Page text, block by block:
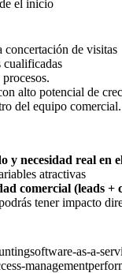
el inicio
concertación de visitas
cualificadas
alto potencial de
del equipo
y necesidad real en
atractivas
comercial (leads +
tener impacto
software-as-a-
management